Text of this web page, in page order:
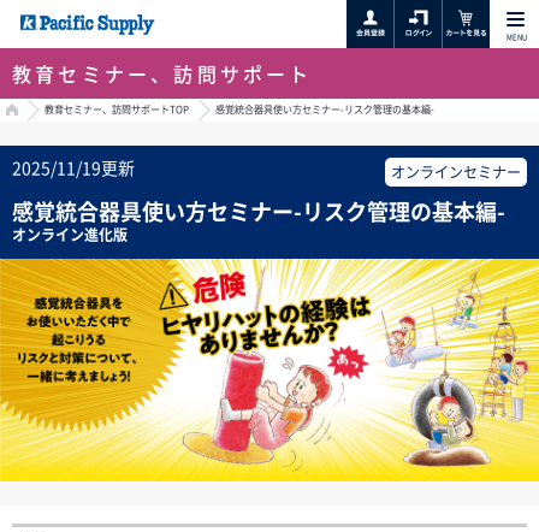
MENU
教育セミナー、訪問サポート
HOME教育セミナー、訪問サポートTOP 感覚統合器具使い方セミナー-リスク管理の基本編-
2025/11/19更新 オンラインセミナー
感覚統合器具使い方セミナー-リスク管理の基本編-
オンライン進化版